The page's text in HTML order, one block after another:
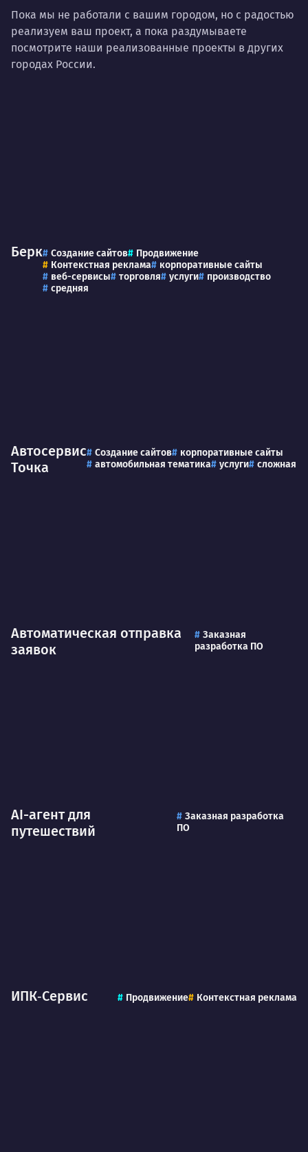
Пока мы не работали с вашим городом, но с радостью
реализуем ваш проект, а пока раздумываете
посмотрите наши реализованные проекты в других
городах России.
Берк Создание сайтов
Продвижение
Контекстная реклама
корпоративные сайты
веб-сервисы
торговля услуги
производство
средняя
Автосервис
Точка
Создание сайтов
корпоративные сайты
автомобильная тематика
услуги сложная
Автоматическая отправка
заявок
Заказная
разработка ПО
AI-агент для
путешествий
Заказная разработка
ПО
ИПК‑Сервис Продвижение Контекстная реклама